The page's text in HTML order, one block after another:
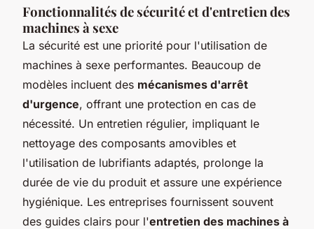
Fonctionnalités de sécurité et d'entretien des
machines à sexe
La sécurité est une priorité pour l'utilisation de
machines à sexe performantes. Beaucoup de
modèles incluent des mécanismes d'arrêt
d'urgence, offrant une protection en cas de
nécessité. Un entretien régulier, impliquant le
nettoyage des composants amovibles et
l'utilisation de lubrifiants adaptés, prolonge la
durée de vie du produit et assure une expérience
hygiénique. Les entreprises fournissent souvent
des guides clairs pour l'entretien des machines à